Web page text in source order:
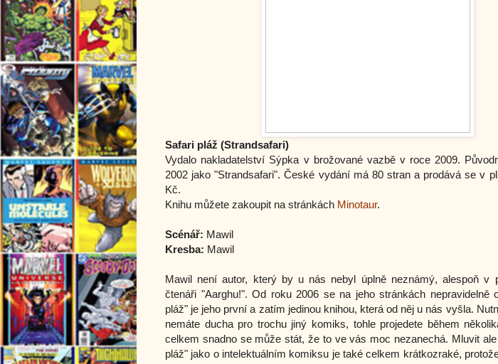
Safari pláž (Strandsafari)
Vydalo nakladatelství Sýpka v brožované vazbě v roce 2009.
2002 jako "Strandsafari". České vydání má 80 stran a prodává se v
Kč.
Knihu můžete zakoupit na stránkách Minotaur.
Scénář: Mawil
Kresba: Mawil
Mawil není autor, který by u nás nebyl úplně neznámý, alespoň v
čtenáři "Aarghu!". Od roku 2006 se na jeho stránkách nepravidelně
pláž" je jeho první a zatím jedinou knihou, která od něj u nás vyšla.
nemáte ducha pro trochu jiný komiks, tohle projedete během
celkem snadno se může stát, že to ve vás moc nezanechá. Mluvit
pláž" jako o intelektuálním komiksu je také celkem krátkozraké,